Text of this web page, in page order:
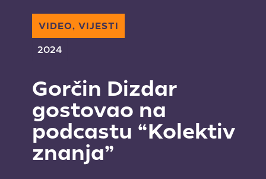
VIDEO, VIJESTI
2024
Gorčin Dizdar
gostovao na
podcastu “Kolektiv
znanja”